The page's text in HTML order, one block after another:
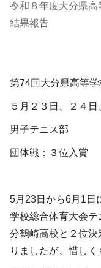
令和８年度大分県
結果報告
第74回大分県高等
５月２３日、２４
男子テニス部
団体戦：３位入賞
5月23日から6月1日
学校総合体育大会
分鶴崎高校と２位
りましたが、惜しく